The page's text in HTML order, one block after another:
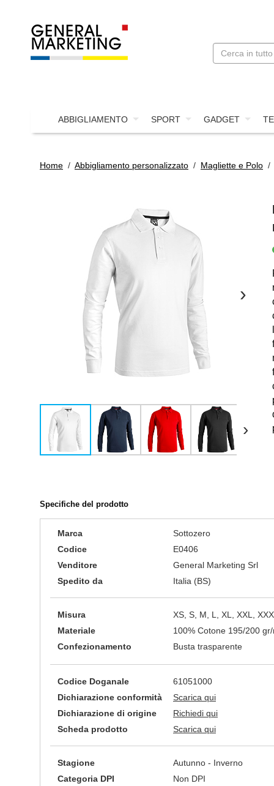
ABBIGLIAMENTO SPORT GADGET
Home / Abbigliamento personalizzato / Magliette e Polo
›
›
Specifiche del prodotto
Marca
Sottozero
Codice
E0406
Venditore
General Marketing Srl
Spedito da
Italia (BS)
Misura
XS, S, M, L, XL, XXL,
Materiale
100% Cotone 195/200
Confezionamento
Busta trasparente
Codice Doganale
61051000
Dichiarazione conformità
Scarica qui
Dichiarazione di origine
Richiedi qui
Scheda prodotto
Scarica qui
Stagione
Autunno - Inverno
Categoria DPI
Non DPI